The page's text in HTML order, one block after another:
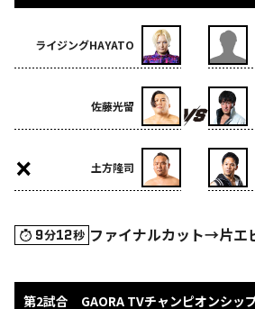
ライジングHAYATO
佐藤光留
土方隆司
9分12秒 ファイナルカット→片エ
第2試合 GAORA TVチャンピオンシッ